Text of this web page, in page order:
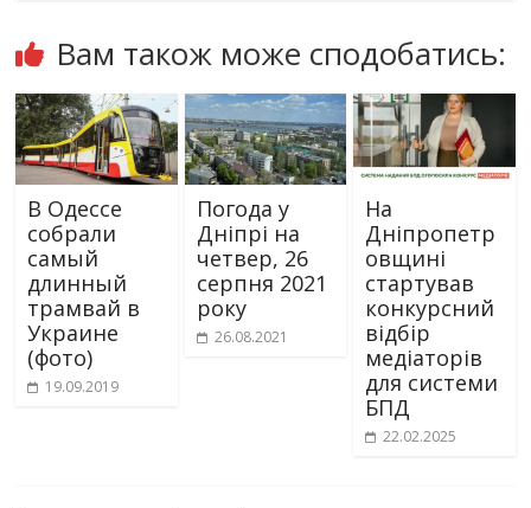
Вам також може сподобатись:
В Одессе
собрали
самый
длинный
трамвай в
Украине
(фото)
19.09.2019
Погода у
Дніпрі на
четвер, 26
серпня 2021
року
26.08.2021
На
Дніпропетр
овщині
стартував
конкурсний
відбір
медіаторів
для системи
БПД
22.02.2025